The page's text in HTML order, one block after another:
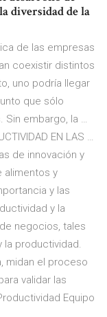
diversidad de la
de las empresas
coexistir distintos
uno podría llegar
que sólo
Sin embargo, la …
EN LAS …
de innovación y
alimentos y
y las
y la
negocios, tales
la productividad.
midan el proceso
validar las
Equipo